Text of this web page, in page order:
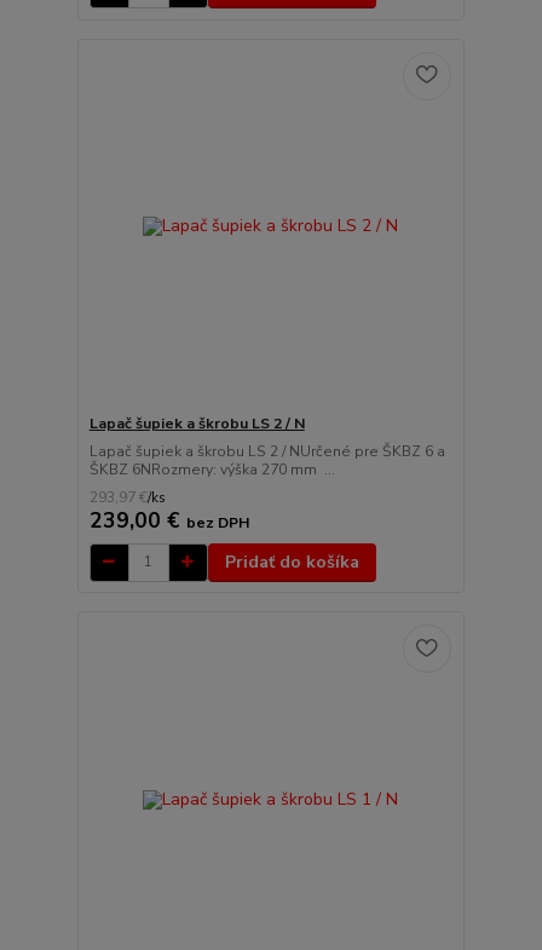
Lapač šupiek a škrobu LS 2 / N
Lapač šupiek a škrobu LS 2 / NUrčené pre ŠKBZ 6 a
ŠKBZ 6NRozmery: výška 270 mm ...
293,97 €/ks
239,00 € bez DPH
Pridať do košíka